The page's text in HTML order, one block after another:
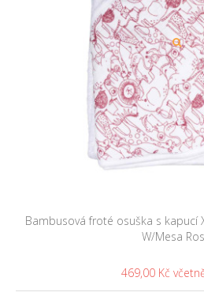
Bambusová froté osuška s kapucí
W/Mesa
469,00 Kč